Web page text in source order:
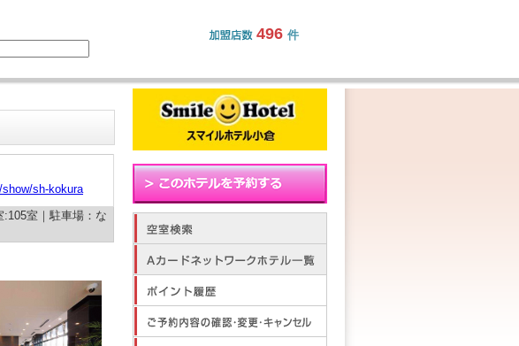
496 件
sh-kokura
:105室｜駐車場：な